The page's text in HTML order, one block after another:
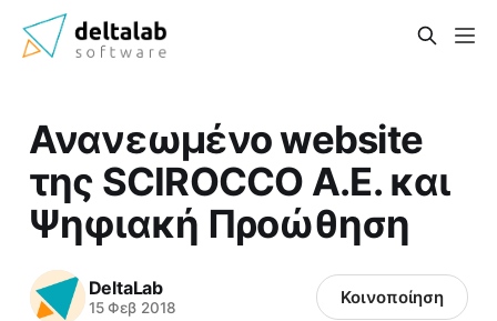
Ανανεωμένο website
της SCIROCCO A.E. και
Ψηφιακή Προώθηση
DeltaLab
15 Φεβ 2018 Κοινοποίηση